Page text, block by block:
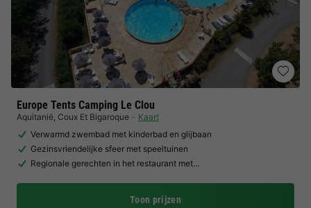
Europe Tents Camping Le Clou
Aquitanië, Coux Et Bigaroque
Kaart
Verwarmd zwembad met kinderbad en glijbaan
Gezinsvriendelijke sfeer met speeltuinen
Regionale gerechten in het restaurant met…
Toon prijzen